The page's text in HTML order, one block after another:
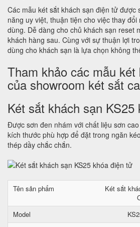
Các mẫu két sắt khách sạn điện tử được
năng uy việt, thuận tiện cho việc thay
dùng. Dễ dàng cho chủ khách sạn reset
khách hàng sau. Cùng với sự thuận lợi
dùng cho khách sạn là lựa chọn không
Tham khảo các mẫu
của showroom két sắt
Két sắt khách sạn
Được sơn đen nhám với chất liệu sơn
kích thước phù hợp để đặt trong ngăn
thép dầy chắc chắn.
Tên sản phẩm
Két sắt
Model